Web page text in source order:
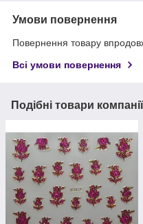
Умови повернення
Повернення товару
Всі умови повернення
Подібні товари компанії